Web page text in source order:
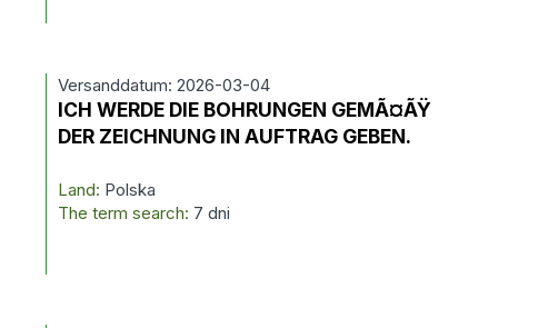
Versanddatum: 2026-03-04
ICH WERDE DIE BOHRUNGEN GEMÃ¤ÃŸ
DER ZEICHNUNG IN AUFTRAG GEBEN.
Land: Polska
The term search: 7 dni